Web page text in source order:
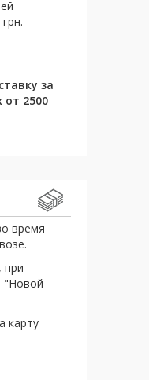
за
от 2500
время
при
"Новой
карту